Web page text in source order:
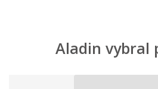
Aladin vybral